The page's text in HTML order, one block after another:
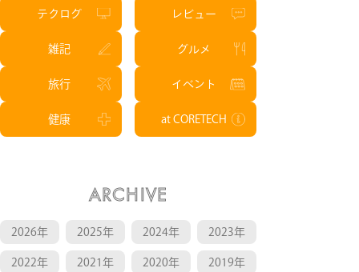
テクログ レビュー
雑記 グルメ
旅行 イベント
健康 at CORETECH
ARCHIVE
2026年 2025年 2024年 2023年
2022年 2021年 2020年 2019年